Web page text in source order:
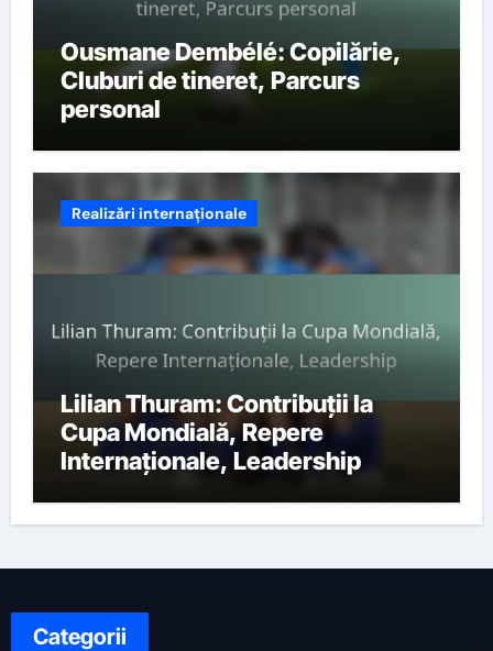
Ousmane Dembélé: Copilărie,
Cluburi de tineret, Parcurs
personal
Realizări internaționale
Lilian Thuram: Contribuții la
Cupa Mondială, Repere
Internaționale, Leadership
Categorii